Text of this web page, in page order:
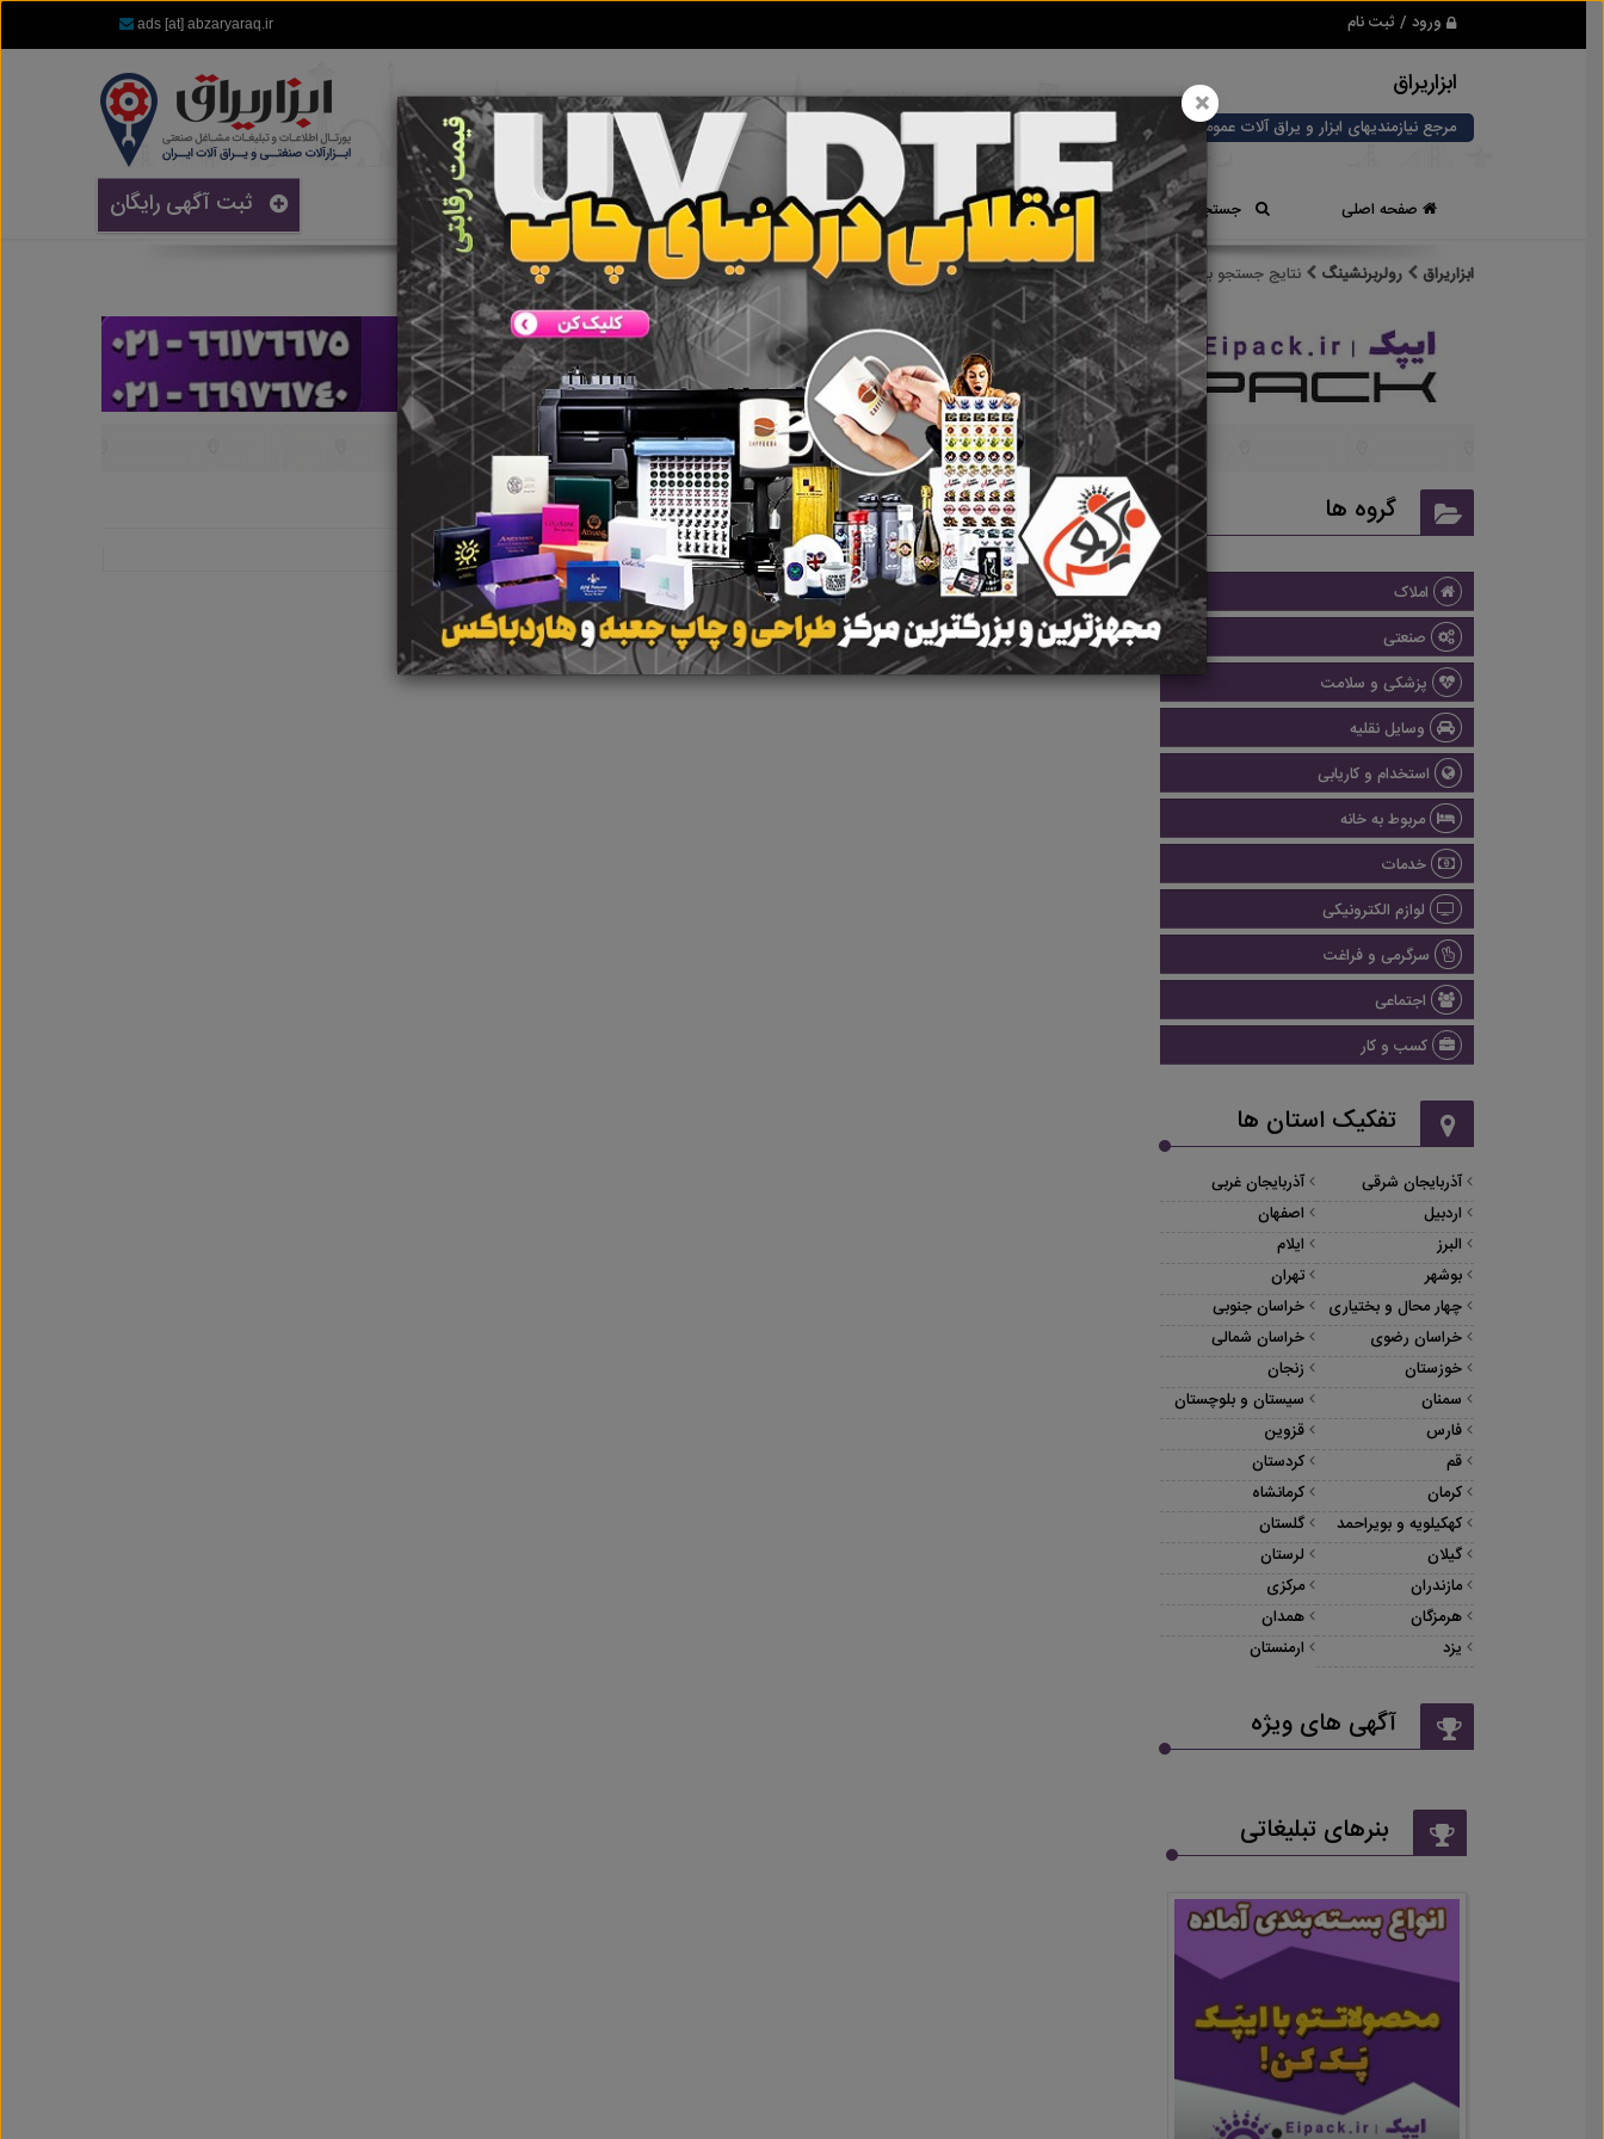
ورود / ثبت نام ads [at] abzaryaraq.ir
ابزاریراق
مرجع نیازمندیهای ابزار و یراق آلات عمومی و صنعتی
صفحه اصلی جستجوی سریع تعرفه آگهی ها خبرهای سایت تماس با ما ثبت آگهی رایگان
ابزاریراق رولربرنشینگ نتایج جستجو برای برچسبرولربرنشینگ
نتایج جستجو برای برچسبرولربرنشینگ گروه ها
املاک
صنعتی
پزشکی و سلامت
وسایل نقلیه
استخدام و کاریابی
مربوط به خانه
خدمات
لوازم الکترونیکی
سرگرمی و فراغت
اجتماعی
کسب و کار
تفکیک استان ها
آذربایجان شرقی
آذربایجان غربی
اردبیل
اصفهان
البرز
ایلام
بوشهر
تهران
چهار محال و بختیاری
خراسان جنوبی
خراسان رضوی
خراسان شمالی
خوزستان
زنجان
سمنان
سیستان و بلوچستان
فارس
قزوین
قم
کردستان
کرمان
کرمانشاه
کهکیلویه و بویراحمد
گلستان
گیلان
لرستان
مازندران
مرکزی
هرمزگان
همدان
یزد
ارمنستان
آگهی های ویژه
بنرهای تبلیغاتی
×